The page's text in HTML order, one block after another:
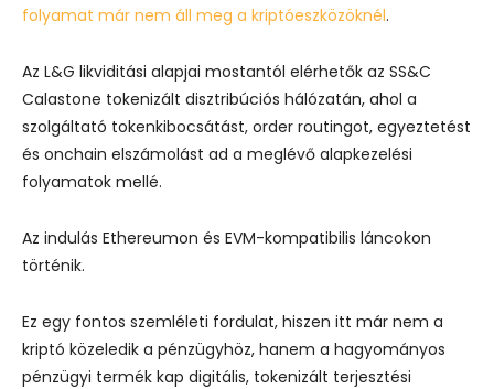
folyamat már nem áll meg a kriptóeszközöknél.
Az L&G likviditási alapjai mostantól elérhetők az SS&C
Calastone tokenizált disztribúciós hálózatán, ahol a
szolgáltató tokenkibocsátást, order routingot, egyeztetést
és onchain elszámolást ad a meglévő alapkezelési
folyamatok mellé.
Az indulás Ethereumon és EVM-kompatibilis láncokon
történik.
Ez egy fontos szemléleti fordulat, hiszen itt már nem a
kriptó közeledik a pénzügyhöz, hanem a hagyományos
pénzügyi termék kap digitális, tokenizált terjesztési